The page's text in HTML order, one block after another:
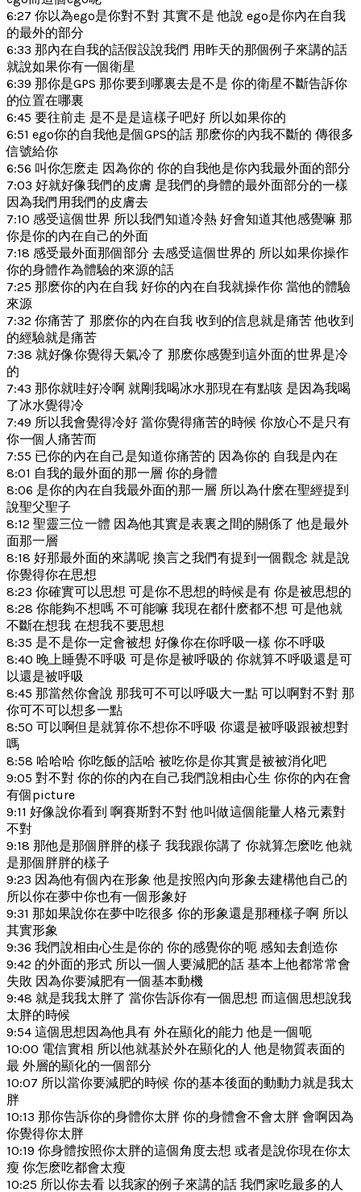
6:27 你以為ego是你對不對 其實不是 他說 ego是你內在自我
的最外的部分
6:33 那內在自我的話假設說我們 用昨天的那個例子來講的話
就說如果你有一個衛星
6:39 那你是GPS 那你要到哪裏去是不是 你的衛星不斷告訴你
的位置在哪裏
6:45 要往前走 是不是是這樣子吧好 所以如果你的
6:51 ego你的自我他是個GPS的話 那麽你的內我不斷的 傳很多
信號給你
6:56 叫你怎麽走 因為你的 你的自我他是你內我最外面的部分
7:03 好就好像我們的皮膚 是我們的身體的最外面部分的一樣
因為我們用我們的皮膚去
7:10 感受這個世界 所以我們知道冷熱 好會知道其他感覺嘛 那
你是你的內在自己的外面
7:18 感受最外面那個部分 去感受這個世界的 所以如果你操作
你的身體作為體驗的來源的話
7:25 那麽你的內在自我 好你的內在自我就操作你 當他的體驗
來源
7:32 你痛苦了 那麽你的內在自我 收到的信息就是痛苦 他收到
的經驗就是痛苦
7:38 就好像你覺得天氣冷了 那麽你感覺到這外面的世界是冷
的
7:43 那你就哇好冷啊 就剛我喝冰水那現在有點咳 是因為我喝
了冰水覺得冷
7:49 所以我會覺得冷好 當你覺得痛苦的時候 你放心不是只有
你一個人痛苦而
7:55 已你的內在自己是知道你痛苦的 因為你的 自我是內在
8:01 自我的最外面的那一層 你的身體
8:06 是你的內在自我最外面的那一層 所以為什麽在聖經提到
說聖父聖子
8:12 聖靈三位一體 因為他其實是表裏之間的關係了 他是最外
面那一層
8:18 好那最外面的來講呢 換言之我們有提到一個觀念 就是說
你覺得你在思想
8:23 你確實可以思想 可是你不思想的時候是有 你是被思想的
8:28 你能夠不想嗎 不可能嘛 我現在都什麽都不想 可是他就
不斷在想我 在想我不要思想
8:35 是不是你一定會被想 好像你在你呼吸一樣 你不呼吸
8:40 晚上睡覺不呼吸 可是你是被呼吸的 你就算不呼吸還是可
以還是被呼吸
8:45 那當然你會說 那我可不可以呼吸大一點 可以啊對不對 那
你可不可以想多一點
8:50 可以啊但是就算你不想你不呼吸 你還是被呼吸跟被想對
嗎
8:58 哈哈哈 你吃飯的話哈 被吃你是你其實是被被消化吧
9:05 對不對 你的你的內在自己我們說相由心生 你你的內在會
有個picture
9:11 好像說你看到 啊賽斯對不對 他叫做這個能量人格元素對
不對
9:18 那他是那個胖胖的樣子 我我跟你講了 你就算怎麽吃 他就
是那個胖胖的樣子
9:23 因為他有個內在形象 他是按照內向形象去建構他自己的
所以你在夢中你也有一個形象好
9:31 那如果說你在夢中吃很多 你的形象還是那種樣子啊 所以
其實形象
9:36 我們說相由心生是你的 你的感覺你的呃 感知去創造你
9:42 的外面的形式 所以一個人要減肥的話 基本上他都常常會
失敗 因為你要減肥有一個基本動機
9:48 就是我我太胖了 當你告訴你有一個思想 而這個思想說我
太胖的時候
9:54 這個思想因為他具有 外在顯化的能力 他是一個呃
10:00 電信實相 所以他就基於外在顯化的人 他是物質表面的
最 外層的顯化的一個部分
10:07 所以當你要減肥的時候 你的基本後面的動動力就是我太
胖
10:13 那你告訴你的身體你太胖 你的身體會不會太胖 會啊因為
你覺得你太胖
10:19 你身體按照你太胖的這個角度去想 或者是說你現在你太
瘦 你怎麽吃都會太瘦
10:25 所以你去看 以我家的例子來講的話 我們家吃最多的人